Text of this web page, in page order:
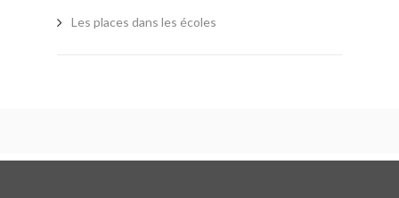
Les places dans les écoles